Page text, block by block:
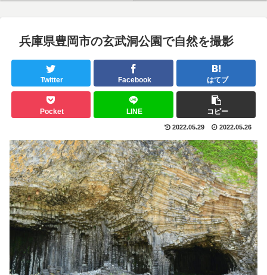
兵庫県豊岡市の玄武洞公園で自然を撮影
Twitter Facebook はてブ
Pocket LINE コピー
2022.05.29 2022.05.26